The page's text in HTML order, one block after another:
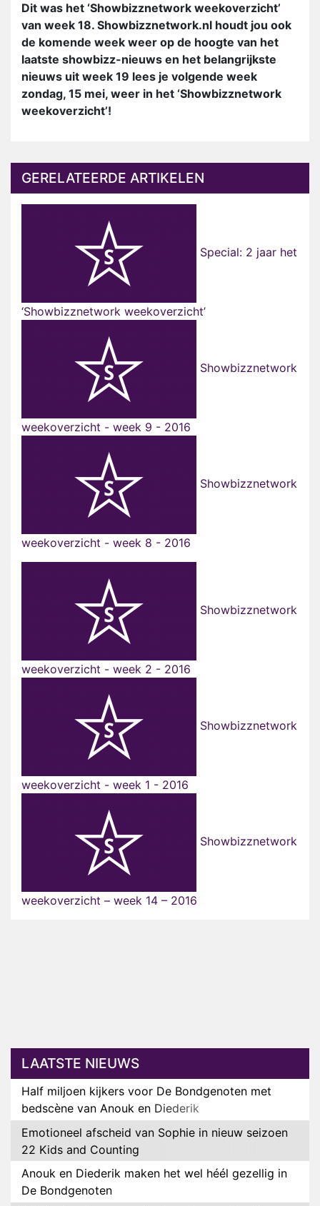
Dit was het ‘Showbizznetwork weekoverzicht’
van week 18. Showbizznetwork.nl houdt jou ook
de komende week weer op de hoogte van het
laatste showbizz-nieuws en het belangrijkste
nieuws uit week 19 lees je volgende week
zondag, 15 mei, weer in het ‘Showbizznetwork
weekoverzicht’!
GERELATEERDE ARTIKELEN
Special: 2 jaar het
‘Showbizznetwork weekoverzicht’
Showbizznetwork
weekoverzicht - week 9 - 2016
Showbizznetwork
weekoverzicht - week 8 - 2016
Showbizznetwork
weekoverzicht - week 2 - 2016
Showbizznetwork
weekoverzicht - week 1 - 2016
Showbizznetwork
weekoverzicht – week 14 – 2016
LAATSTE NIEUWS
Half miljoen kijkers voor De Bondgenoten met
bedscène van Anouk en Diederik
Emotioneel afscheid van Sophie in nieuw seizoen
22 Kids and Counting
Anouk en Diederik maken het wel héél gezellig in
De Bondgenoten